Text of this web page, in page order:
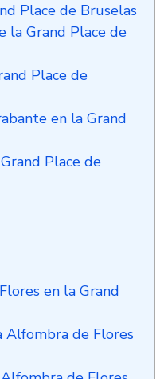
Place de Bruselas
la Grand Place de
Place de
en la Grand
Place de
en la Grand
Alfombra de Flores